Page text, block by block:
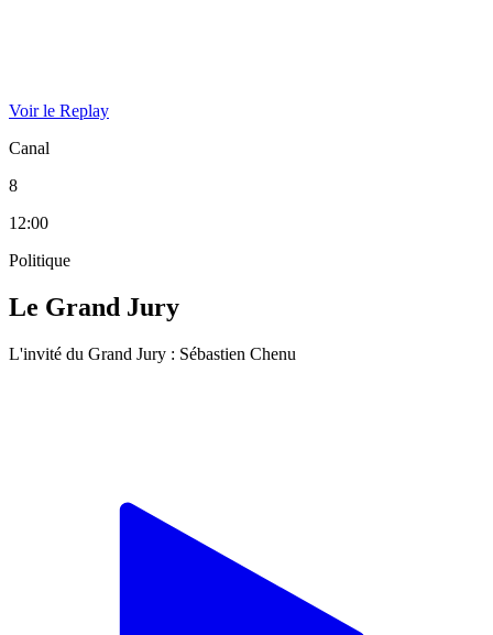
Voir le Replay
Canal
8
12:00
Politique
Le Grand Jury
L'invité du Grand Jury : Sébastien Chenu